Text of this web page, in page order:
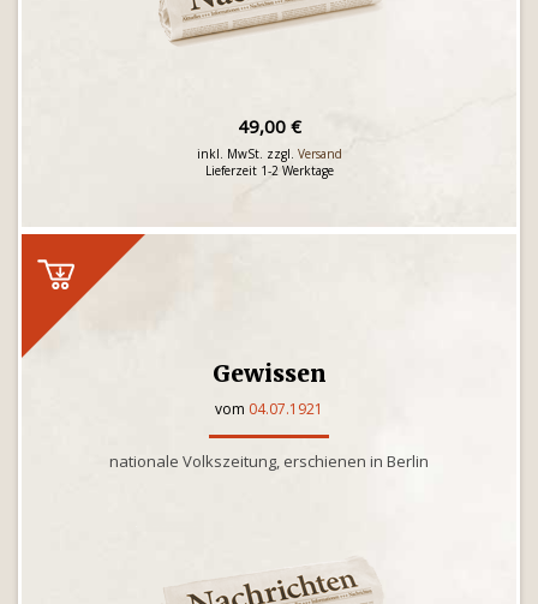
49,00 €
inkl. MwSt. zzgl. Versand
Lieferzeit 1-2 Werktage
Gewissen
vom 04.07.1921
nationale Volkszeitung, erschienen in Berlin